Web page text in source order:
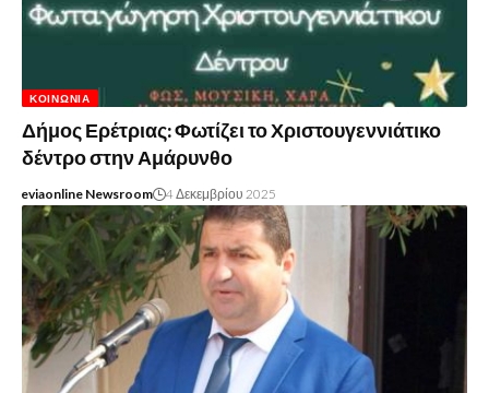
ΚΟΙΝΩΝΊΑ
Δήμος Ερέτριας: Φωτίζει το Χριστουγεννιάτικο
δέντρο στην Αμάρυνθο
eviaonline Newsroom 4 Δεκεμβρίου 2025